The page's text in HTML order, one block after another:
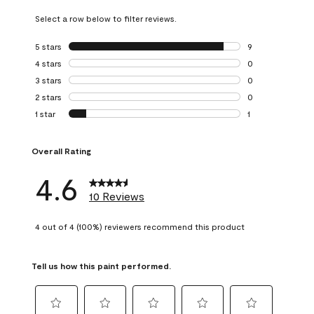
Select a row below to filter reviews.
5 stars stars
9
9 reviews with 5
4 stars stars
0
0 reviews with 4
3 stars stars
0
0 reviews with 3
2 stars stars
0
0 reviews with 2
1 star stars
1
Overall Rating
4.6 10 Reviews
4 out of 4 (100%) reviewers recommend this product
Tell us how this paint performed.